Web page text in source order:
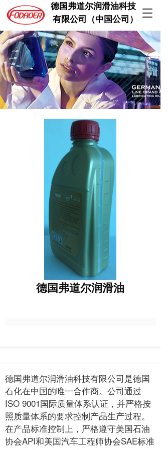
T
g
g
l
e
n
a
v
i
德国弗道尔润滑油科技
有限公司（中国公司）
德国弗道尔润滑油
德国弗道尔润滑油科技有限公司是德国
石化在中国的唯一合作商。公司通过
ISO 9001国际质量体系认证，并严格按
照质量体系的要求控制产品生产过程。
在产品标准控制上，严格遵守美国石油
协会API和美国汽车工程师协会SAE标准